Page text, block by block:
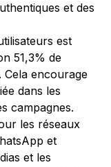
et des
est
51,3% de
Cela encourage
dans les
campagnes.
les réseaux
et
et les